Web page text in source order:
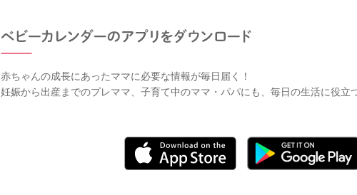
赤ちゃんの成長にあったママに必要な情報が毎日届く！
妊娠から出産までのプレママ、子育て中のママ・パパにも、毎日の生活に役立